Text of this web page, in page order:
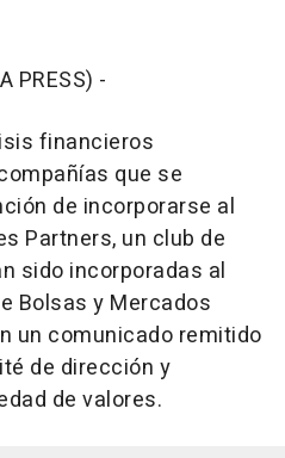
PRESS) -
financieros
que se
de incorporarse al
Partners, un club de
sido incorporadas al
Bolsas y Mercados
un comunicado remitido
de dirección y
de valores.